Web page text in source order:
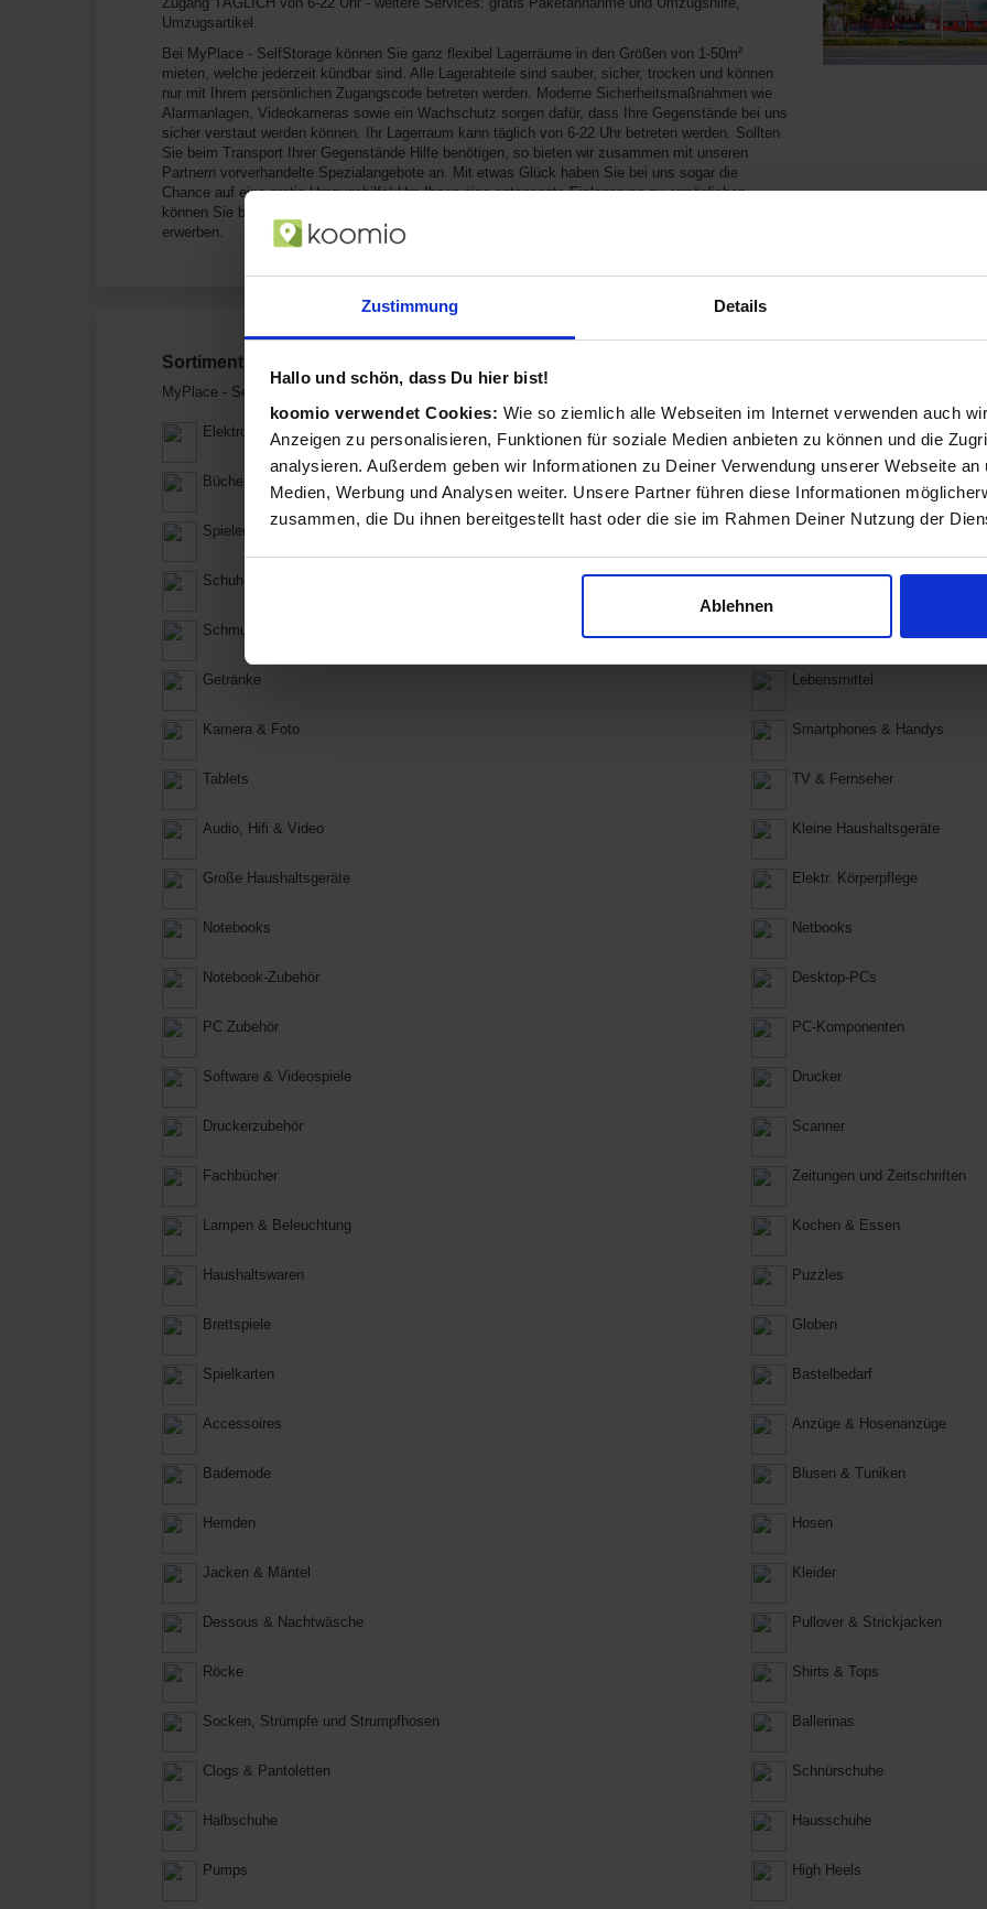
Zustimmung Details
Hallo und schön, dass Du hier bist!
koomio verwendet Cookies: Wie so ziemlich alle Webseiten im Internet verwenden auch
Anzeigen zu personalisieren, Funktionen für soziale Medien anbieten zu können und die
analysieren. Außerdem geben wir Informationen zu Deiner Verwendung unserer Webseite
Medien, Werbung und Analysen weiter. Unsere Partner führen diese Informationen
zusammen, die Du ihnen bereitgestellt hast oder die sie im Rahmen Deiner Nutzung der
Ablehnen
Umzugsartikel.
Bei MyPlace - SelfStorage können Sie ganz flexibel Lagerräume in den Größen von 1-50m²
mieten, welche jederzeit kündbar sind. Alle Lagerabteile sind sauber, sicher, trocken und können
nur mit Ihrem persönlichen Zugangscode betreten werden. Moderne Sicherheitsmaßnahmen wie
Alarmanlagen, Videokameras sowie ein Wachschutz sorgen dafür, dass Ihre Gegenstände bei uns
sicher verstaut werden können. Ihr Lagerraum kann täglich von 6-22 Uhr betreten werden. Sollten
Sie beim Transport Ihrer Gegenstände Hilfe benötigen, so bieten wir zusammen mit unseren
Partnern vorverhandelte Spezialangebote an. Mit etwas Glück haben Sie bei uns sogar die
Chance auf eine gratis Umzugshilfe! Um Ihnen eine entspannte Einlagerung zu ermöglichen
können Sie bei uns günstig sämtliches Verpackungsmaterial wie Kartons oder Luftpolsterfolie
erwerben.
Sortiment von MyPlace - SelfStorage | Schwabing Nord
MyPlace - SelfStorage | Schwabing Nord verkauft Produkte aus diesen Kategorien:
Elektronik Computer & Software
Bücher und Zeitschriften
Spielen & Basteln
Schuhe Koffer, Rucksäcke & Taschen
Schmuck
Getränke Lebensmittel
Kamera & Foto Smartphones & Handys
Tablets TV & Fernseher
Audio, Hifi & Video Kleine Haushaltsgeräte
Große Haushaltsgeräte Elektr. Körperpflege
Notebooks Netbooks
Notebook-Zubehör Desktop-PCs
PC Zubehör PC-Komponenten
Software & Videospiele Drucker
Druckerzubehör Scanner
Fachbücher Zeitungen und Zeitschriften
Lampen & Beleuchtung Kochen & Essen
Haushaltswaren Puzzles
Brettspiele Globen
Spielkarten Bastelbedarf
Accessoires Anzüge & Hosenanzüge
Bademode Blusen & Tuniken
Hemden Hosen
Jacken & Mäntel Kleider
Dessous & Nachtwäsche Pullover & Strickjacken
Röcke Shirts & Tops
Socken, Strümpfe und Strumpfhosen Ballerinas
Clogs & Pantoletten Schnürschuhe
Halbschuhe Hausschuhe
Pumps High Heels